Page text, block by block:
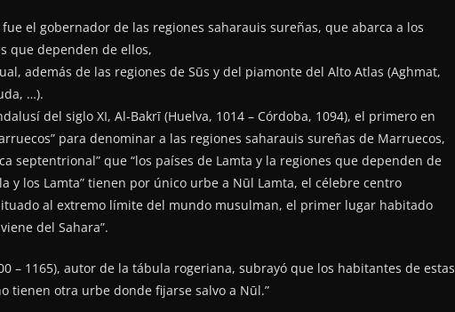
el gobernador de las regiones saharauis sureñas, que abarca a los
que dependen de ellos,
además de las regiones de Sūs y del piamonte del Alto Atlas (Aghmat,
…).
del siglo XI, Al-Bakrī (Huelva, 1014 – Córdoba, 1094), el primero en
para denominar a las regiones saharauis sureñas de Marruecos,
septentrional” que “los países de Lamta y la regiones que dependen de
y los Lamta” tienen por único urbe a Nūl Lamta, el célebre centro
al extremo límite del mundo musulman, el primer lugar habitado
del Sahara”.
– 1165), autor de la tábula rogeriana, subrayó que los habitantes de estas
tienen otra urbe donde fijarse salvo a Nūl.”